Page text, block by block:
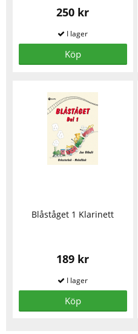
250 kr
Köp
Blåståget 1 Klarinett
189 kr
Köp